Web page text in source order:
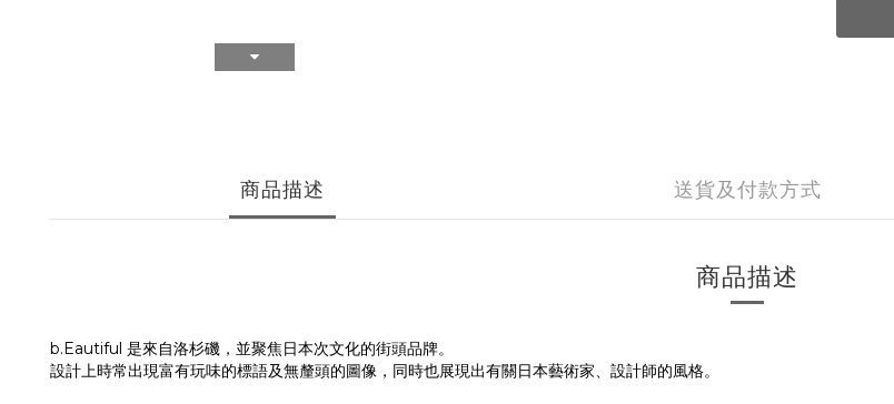
商品描述 送貨及付款方式
商品描述
b.Eautiful 是來自洛杉磯，並聚焦日本次文化的街頭品牌。
設計上時常出現富有玩味的標語及無釐頭的圖像，同時也展現出有關日本藝術家、設計師的風格。